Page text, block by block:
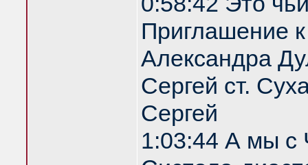
Приглашение
Александра
Сергей ст.
Сергей
1:03:44 А мы с